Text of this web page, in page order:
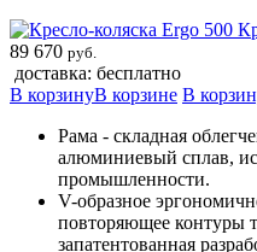
89 670 руб.
доставка: бесплатно
В корзинуВ корзине В
Рама - складная
алюминиевый сплав,
промышленности.
V-образное
повторяющее контуры
запатентованная